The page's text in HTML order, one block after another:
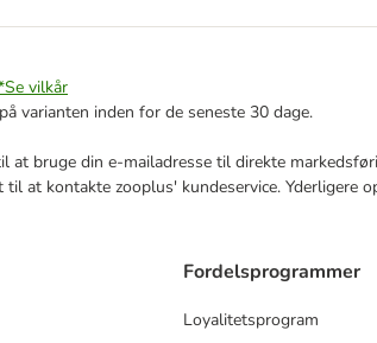
vilkår
varianten inden for de seneste 30 dage.
at bruge din e-mailadresse til direkte
at kontakte zooplus' kundeservice. Yderligere
Fordelsprogrammer
Loyalitetsprogram